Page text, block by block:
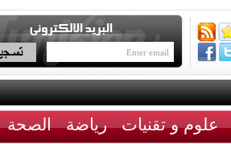
علوم و تقنيات رياضة الصحة